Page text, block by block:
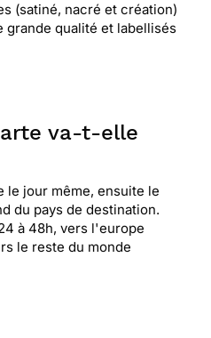
(satiné, nacré et création)
grande qualité et labellisés
va-t-elle
le jour même, ensuite le
du pays de destination.
à 48h, vers l'europe
le reste du monde